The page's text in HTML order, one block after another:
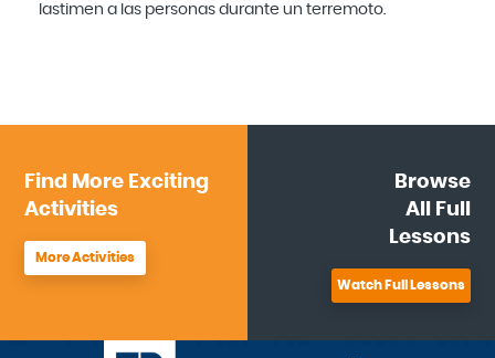
lastimen a las personas durante un terremoto.
Find More Exciting
Activities
More Activities
Browse
All
Full
Lessons
Watch Full Lessons